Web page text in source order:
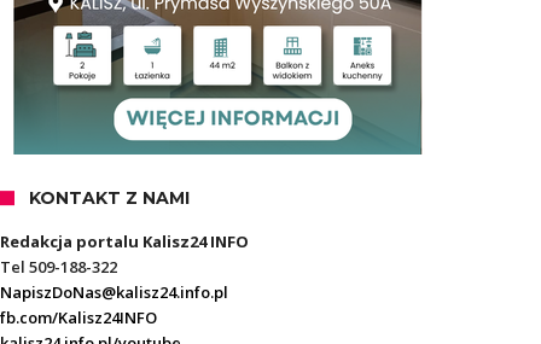
KONTAKT Z NAMI
Redakcja portalu Kalisz24 INFO
Tel 509-188-322
NapiszDoNas@kalisz24.info.pl
fb.com/Kalisz24INFO